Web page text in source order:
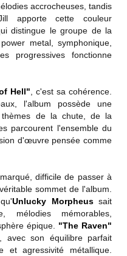
accrocheuses, tandis
apporte cette couleur
distingue le groupe de la
metal, symphonique,
progressives fonctionne
Hell" , c'est sa cohérence.
l'album possède une
thèmes de la chute, de la
parcourent l'ensemble du
d'œuvre pensée comme
difficile de passer à
véritable sommet de l'album.
Unlucky Morpheussait
mémorables,
épique.
"The Raven"
avec son équilibre parfait
et agressivité métallique.